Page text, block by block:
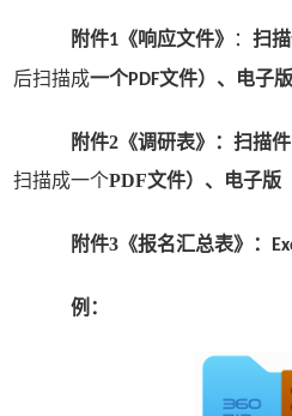
附件1 《响应文件》 ：扫
后扫描成一个PDF文件）、电子
附件2《调研表》：扫描
扫描成一个PDF文件）、电子版
附件3《报名汇总表》：
例：